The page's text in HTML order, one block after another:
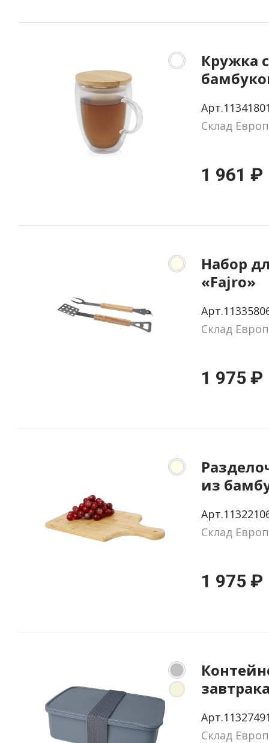
Кружка с
Склад
1 961 ₽
Набор
«Fajro»
Склад
1 975 ₽
из
Склад
1 975 ₽
Склад